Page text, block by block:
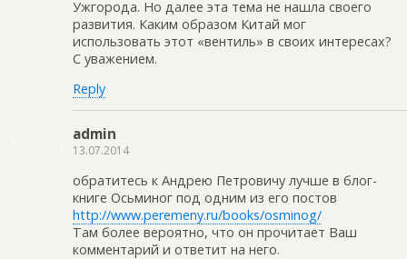
Ужгорода. Но далее эта тема не нашла своего
развития. Каким образом Китай мог
использовать этот «вентиль» в своих интересах?
С уважением.
Reply
admin
13.07.2014
обратитесь к Андрею Петровичу лучше в блог-
книге Осьминог под одним из его постов
http://www.peremeny.ru/books/osminog/
Там более вероятно, что он прочитает Ваш
комментарий и ответит на него.